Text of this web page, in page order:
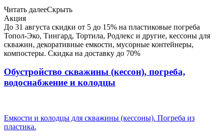
Читать далееСкрыть
Акция
До 31 августа скидки от 5 до 15% на пластиковые погреба
Топол-Эко, Тингард, Тортила, Родлекс и другие, кессоны для
скважин, декоративные емкости, мусорные контейнеры,
компостеры. Скидка на доставку до 70%
Обустройство скважины (кессон), погреба,
водоснабжение и колодцы
Емкости и колодцы для скважины (кессоны). Погреба из
пластика.